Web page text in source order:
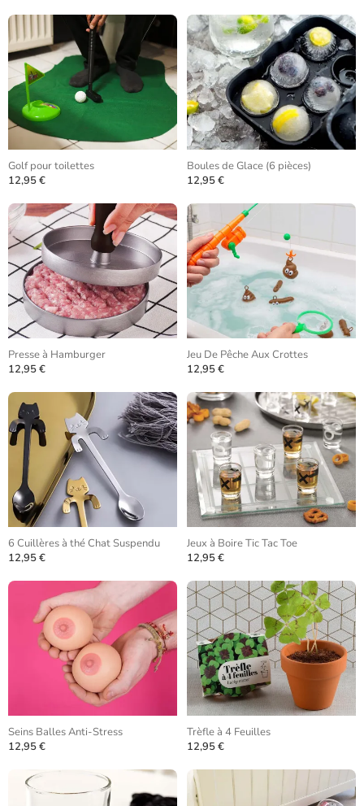
Golf pour toilettes
12,95 €
Boules de Glace (6 pièces)
12,95 €
Presse à Hamburger
12,95 €
Jeu De Pêche Aux Crottes
12,95 €
6 Cuillères à thé Chat Suspendu
12,95 €
Jeux à Boire Tic Tac Toe
12,95 €
Seins Balles Anti-Stress
12,95 €
Trèfle à 4 Feuilles
12,95 €